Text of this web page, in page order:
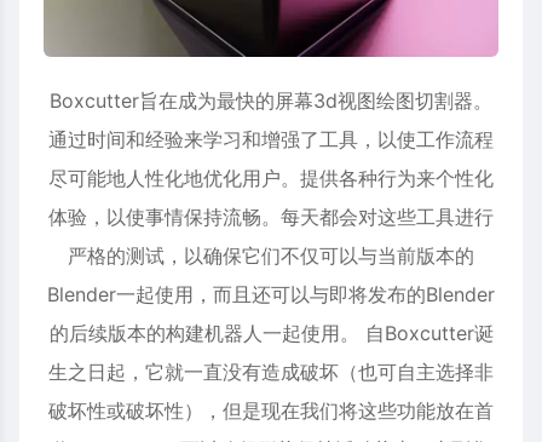
Boxcutter旨在成为最快的屏幕3d视图绘图切割器。
通过时间和经验来学习和增强了工具，以使工作流程
尽可能地人性化地优化用户。提供各种行为来个性化
体验，以使事情保持流畅。每天都会对这些工具进行
严格的测试，以确保它们不仅可以与当前版本的
Blender一起使用，而且还可以与即将发布的Blender
的后续版本的构建机器人一起使用。 自Boxcutter诞
生之日起，它就一直没有造成破坏（也可自主选择非
破坏性或破坏性），但是现在我们将这些功能放在首